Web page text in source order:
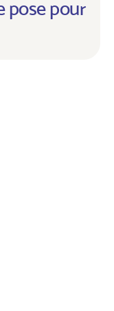
pose pour